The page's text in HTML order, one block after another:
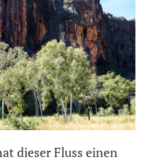
dieser Fluss einen